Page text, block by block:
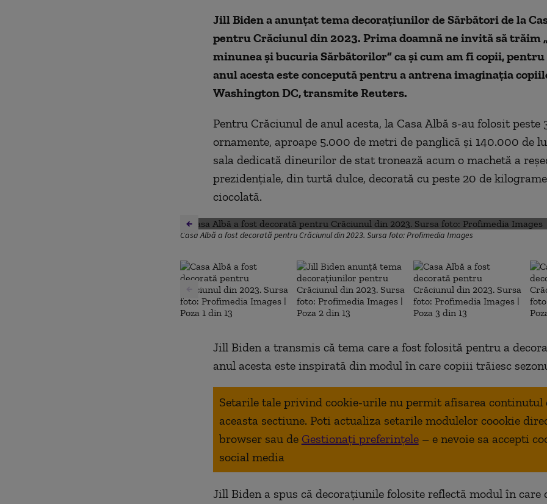
Jill Biden a anunțat tema decorațiunilor de Sărbători de la
pentru Crăciunul din 2023. Prima doamnă ne invită să trăim
minunea și bucuria Sărbătorilor” ca și cum am fi copii, pentru
anul acesta este concepută pentru a antrena imaginația
Washington DC, transmite Reuters.
Pentru Crăciunul de anul acesta, la Casa Albă s-au folosit peste
ornamente, aproape 5.000 de metri de panglică și 140.000 de
sala dedicată dineurilor de stat tronează acum o machetă a
prezidențiale, din turtă dulce, decorată cu peste 20 de
ciocolată.
Casa Albă a fost decorată pentru Crăciunul din 2023. Sursa foto: Profimedia Images
Jill Biden a transmis că tema care a fost folosită pentru a
anul acesta este inspirată din modul în care copiii trăiesc
Setarile tale privind cookie-urile nu permit afisarea continutul
aceasta sectiune. Poti actualiza setarile modulelor coookie
browser sau de Gestionați preferințele – e nevoie sa accepti
social media
Jill Biden a spus că decorațiunile folosite reflectă modul în care